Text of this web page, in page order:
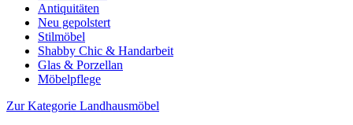
Antiquitäten
Neu gepolstert
Stilmöbel
Shabby Chic & Handarbeit
Glas & Porzellan
Möbelpflege
Zur Kategorie Landhausmöbel